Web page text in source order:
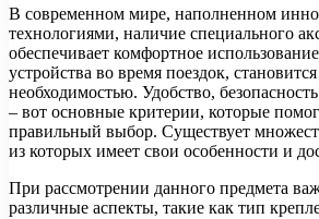
В современном мире, наполненном
технологиями, наличие специального
обеспечивает комфортное
устройства во время поездок,
необходимостью. Удобство,
– вот основные критерии, которые
правильный выбор. Существует
из которых имеет свои особенности и
При рассмотрении данного предмета
различные аспекты, такие как тип